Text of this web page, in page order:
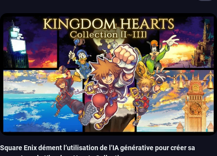
Square Enix dément l’utilisation de l’IA générative pour créer sa